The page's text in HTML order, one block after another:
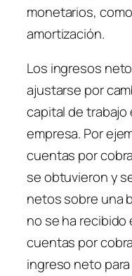
monetarios,
amortización.
Los ingresos
ajustarse por
capital de trabajo
empresa. Por
cuentas por
se obtuvieron y
netos sobre una
no se ha
cuentas por
ingreso neto